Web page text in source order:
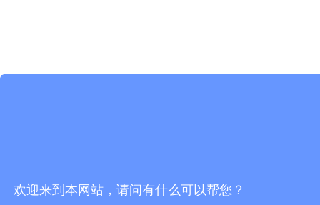
欢迎来到本网站，请问有什么可以帮您？